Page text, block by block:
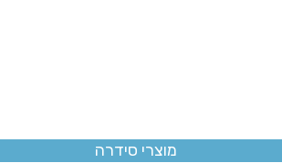
מוצרי סידרה